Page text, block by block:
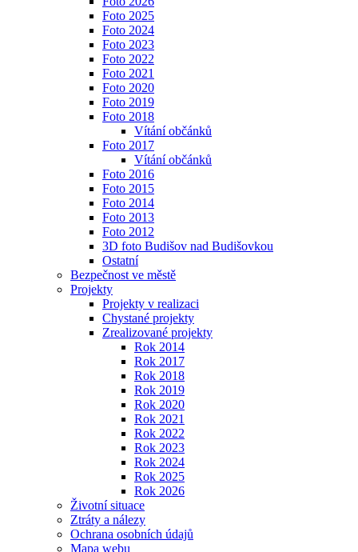
Foto 2025
Foto 2024
Foto 2023
Foto 2022
Foto 2021
Foto 2020
Foto 2019
Foto 2018
Vítání občánků
Foto 2017
Vítání občánků
Foto 2016
Foto 2015
Foto 2014
Foto 2013
Foto 2012
3D foto Budišov nad Budišovkou
Ostatní
Bezpečnost ve městě
Projekty
Projekty v realizaci
Chystané projekty
Zrealizované projekty
Rok 2014
Rok 2017
Rok 2018
Rok 2019
Rok 2020
Rok 2021
Rok 2022
Rok 2023
Rok 2024
Rok 2025
Rok 2026
Životní situace
Ztráty a nálezy
Ochrana osobních údajů
Mapa webu